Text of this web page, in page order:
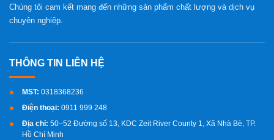
Chúng tôi cam kết mang đến những sản phẩm chất lượng và dịch vụ
chuyên nghiệp.
MST: 0318368236
Điện thoại: 0911 999 248
Địa chỉ: 50–52 Đường số 13, KDC Zeit River County 1, Xã Nhà Bè, TP.
Hồ Chí Minh